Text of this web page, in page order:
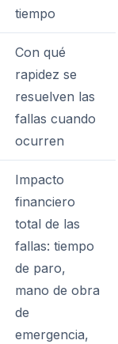
tiempo
Con qué
rapidez se
resuelven las
fallas cuando
ocurren
Impacto
financiero
total de las
fallas: tiempo
de paro,
mano de obra
de
emergencia,